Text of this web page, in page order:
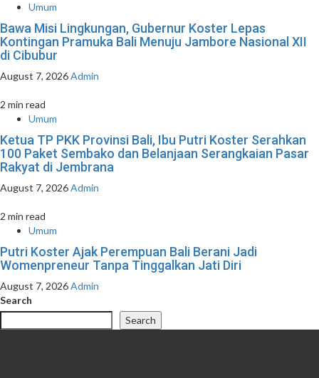
Umum
Bawa Misi Lingkungan, Gubernur Koster Lepas
Kontingan Pramuka Bali Menuju Jambore Nasional XII
di Cibubur
August 7, 2026Admin
2 min read
Umum
Ketua TP PKK Provinsi Bali, Ibu Putri Koster Serahkan
100 Paket Sembako dan Belanjaan Serangkaian Pasar
Rakyat di Jembrana
August 7, 2026Admin
2 min read
Umum
Putri Koster Ajak Perempuan Bali Berani Jadi
Womenpreneur Tanpa Tinggalkan Jati Diri
August 7, 2026Admin
Search
Search